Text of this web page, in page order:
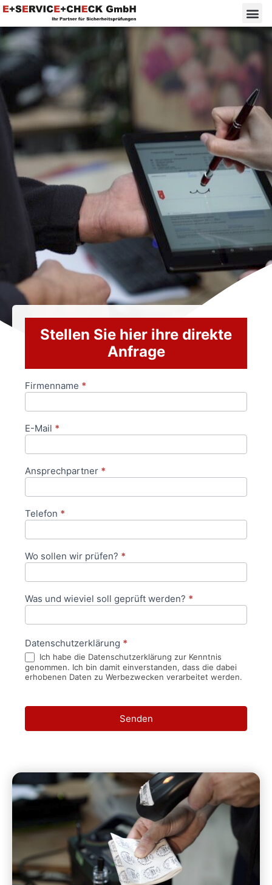
Stellen Sie hier ihre direkte
Anfrage
Anfrageformular
Firmenname *
E-Mail *
Ansprechpartner *
Telefon *
Wo sollen wir prüfen? *
Was und wieviel soll geprüft werden? *
Datenschutzerklärung *
Ich habe die Datenschutzerklärung zur Kenntnis
genommen. Ich bin damit einverstanden, dass die dabei
erhobenen Daten zu Werbezwecken verarbeitet werden.
Senden